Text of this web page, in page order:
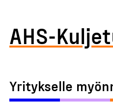
AHS-
Yritykselle